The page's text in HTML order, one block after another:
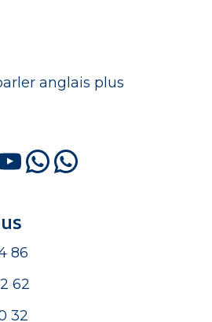
anglais plus
YouTube
WhatsApp
86
62
32